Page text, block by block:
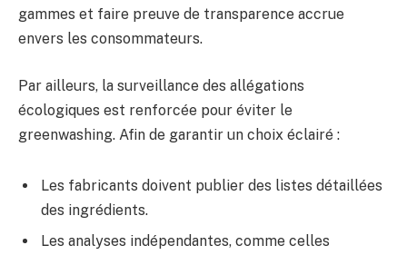
gammes et faire preuve de transparence accrue
envers les consommateurs.
Par ailleurs, la surveillance des allégations
écologiques est renforcée pour éviter le
greenwashing. Afin de garantir un choix éclairé :
Les fabricants doivent publier des listes détaillées
des ingrédients.
Les analyses indépendantes, comme celles